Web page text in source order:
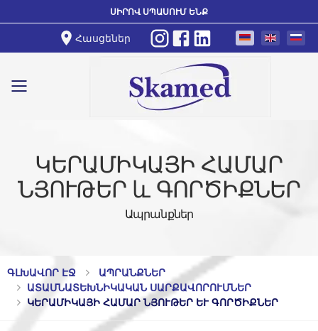
ՍԻՐՈՎ ՍՊԱՍՈՒՄ ԵՆՔ
Հասցեներ
Toggle mobile menu
ԿԵՐԱՄԻԿԱՅԻ ՀԱՄԱՐ
ՆՅՈՒԹԵՐ և ԳՈՐԾԻՔՆԵՐ
Ապրանքներ
ԳԼԽԱՎՈՐ ԷՋ
ԱՊՐԱՆՔՆԵՐ
ԱՏԱՄՆԱՏԵԽՆԻԿԱԿԱՆ ՍԱՐՔԱՎՈՐՈՒՄՆԵՐ
ԿԵՐԱՄԻԿԱՅԻ ՀԱՄԱՐ ՆՅՈՒԹԵՐ ԵՒ ԳՈՐԾԻՔՆԵՐ